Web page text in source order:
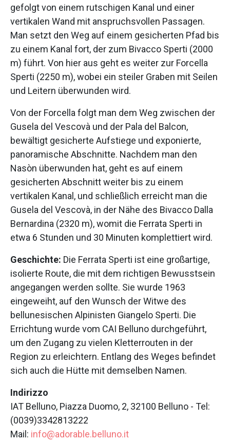
gefolgt von einem rutschigen Kanal und einer
vertikalen Wand mit anspruchsvollen Passagen.
Man setzt den Weg auf einem gesicherten Pfad bis
zu einem Kanal fort, der zum Bivacco Sperti (2000
m) führt. Von hier aus geht es weiter zur Forcella
Sperti (2250 m), wobei ein steiler Graben mit Seilen
und Leitern überwunden wird.
Von der Forcella folgt man dem Weg zwischen der
Gusela del Vescovà und der Pala del Balcon,
bewältigt gesicherte Aufstiege und exponierte,
panoramische Abschnitte. Nachdem man den
Nasòn überwunden hat, geht es auf einem
gesicherten Abschnitt weiter bis zu einem
vertikalen Kanal, und schließlich erreicht man die
Gusela del Vescovà, in der Nähe des Bivacco Dalla
Bernardina (2320 m), womit die Ferrata Sperti in
etwa 6 Stunden und 30 Minuten komplettiert wird.
Geschichte: Die Ferrata Sperti ist eine großartige,
isolierte Route, die mit dem richtigen Bewusstsein
angegangen werden sollte. Sie wurde 1963
eingeweiht, auf den Wunsch der Witwe des
bellunesischen Alpinisten Giangelo Sperti. Die
Errichtung wurde vom CAI Belluno durchgeführt,
um den Zugang zu vielen Kletterrouten in der
Region zu erleichtern. Entlang des Weges befindet
sich auch die Hütte mit demselben Namen.
Indirizzo
IAT Belluno, Piazza Duomo, 2, 32100 Belluno - Tel:
(0039)3342813222
Mail: info@adorable.belluno.it